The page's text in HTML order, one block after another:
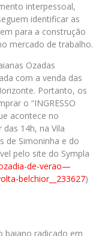
interpessoal,
identificar as
para a construção
mercado de trabalho.
Ozadas
com a venda das
Portanto, os
o “INGRESSO
acontece no
14h, na Vila
de Simoninha e do
pelo site do Sympla
de-verao—
belchior_ _233627)
baiano radicado em